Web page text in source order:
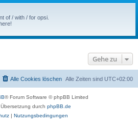
of / with / for opsi.
Gehe zu
Alle Zeiten sind UTC+02:00
Alle Cookies löschen
® Forum Software © phpBB Limited
durch phpBB.de
| Nutzungsbedingungen